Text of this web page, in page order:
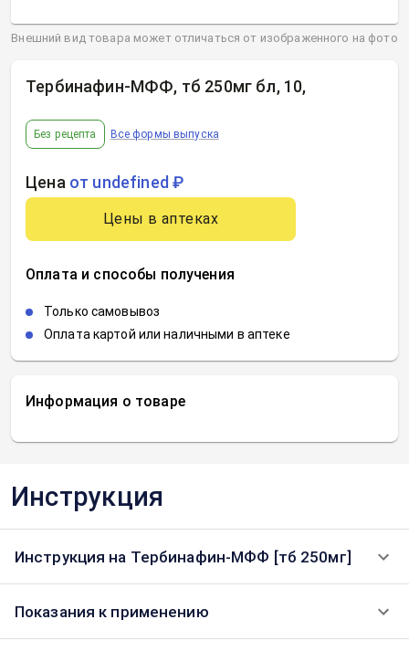
Информация о товаре
Тербинафин-МФФ, тб 250мг бл, 10,
Без рецепта Все формы выпуска
Цена от undefined ₽
Цены в аптеках
Оплата и способы получения
Только самовывоз
Оплата картой или наличными в аптеке
Внешний вид товара может отличаться от изображенного на фото
Инструкция
Инструкция на Тербинафин-МФФ [тб 250мг]
Показания к применению